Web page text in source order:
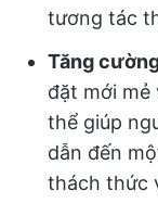
tương tác
Tăng
đặt mới mẻ
thể giúp
dẫn đến
thách thức